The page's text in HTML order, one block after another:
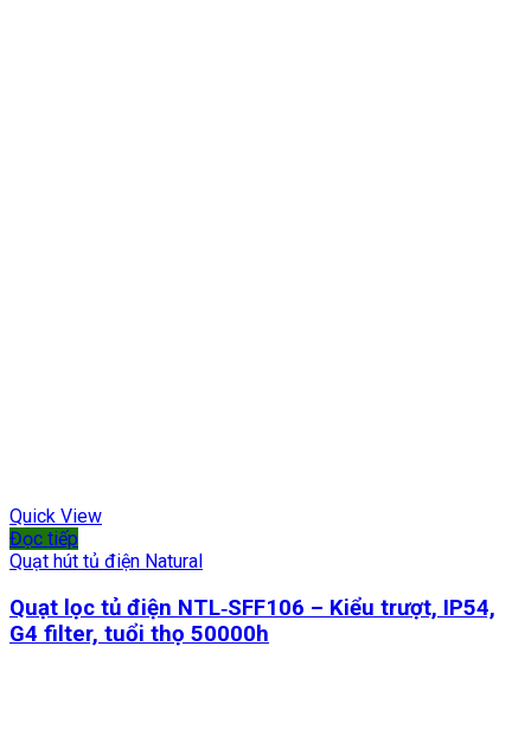
Quick View
Đọc tiếp
Quạt hút tủ điện Natural
Quạt lọc tủ điện NTL‑SFF106 – Kiểu trượt, IP54,
G4 filter, tuổi thọ 50000h